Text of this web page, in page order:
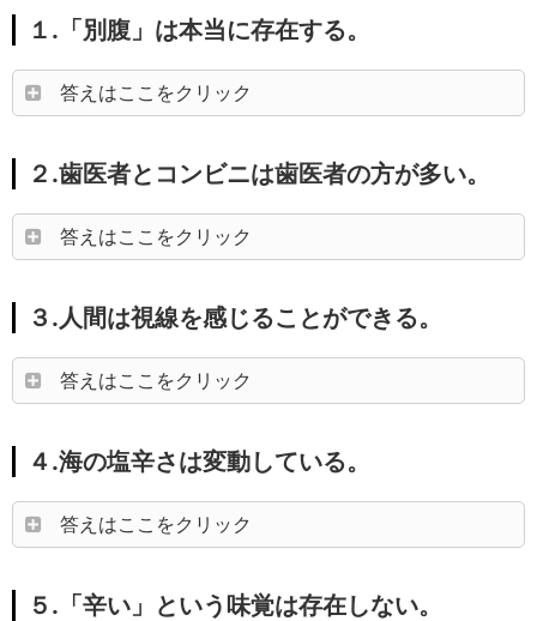
１.「別腹」は本当に存在する。
答えはここをクリック
２.歯医者とコンビニは歯医者の方が多い。
答えはここをクリック
３.人間は視線を感じることができる。
答えはここをクリック
４.海の塩辛さは変動している。
答えはここをクリック
５.「辛い」という味覚は存在しない。